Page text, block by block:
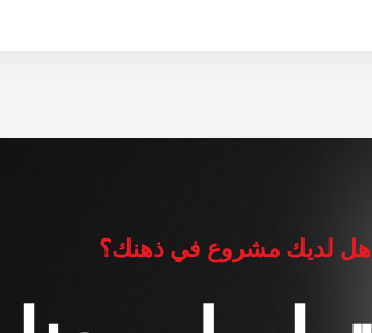
هل لديك مشروع في ذهنك؟